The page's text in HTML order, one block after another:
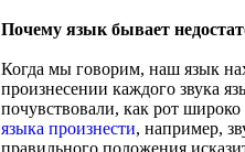
Почему язык бывает
Когда мы говорим, наш язык
произнесении каждого звука
почувствовали, как рот
языка произнести, например,
правильного положения